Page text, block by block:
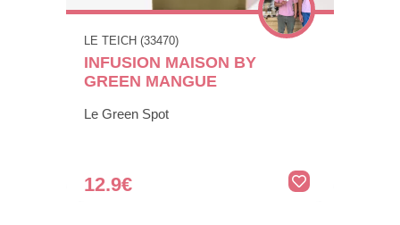
LE TEICH (33470)
INFUSION MAISON BY
GREEN MANGUE
Le Green Spot
12.9€